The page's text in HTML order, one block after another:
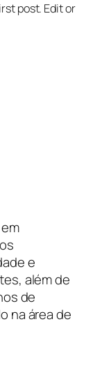
post. Edit or
e
além de
de
na área de